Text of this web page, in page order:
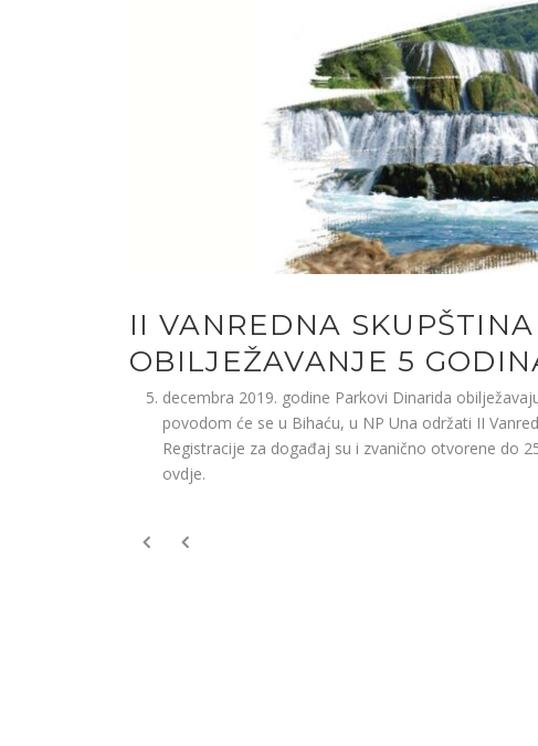
II VANREDNA
OBILJEŽAVANJE 5
decembra 2019. godine Parkovi Dinarida
povodom će se u Bihaću, u NP Una održati II
Registracije za događaj su i zvanično otvorene do
ovdje.